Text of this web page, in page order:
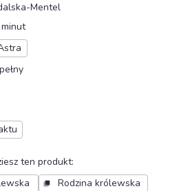
Mentel
ten produkt:
Rodzina królewska